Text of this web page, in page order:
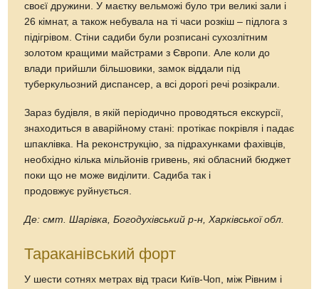
своєї дружини. У маєтку вельможі було три великі зали і
26 кімнат, а також небувала на ті часи розкіш – підлога з
підігрівом. Стіни садиби були розписані сухозлітним
золотом кращими майстрами з Європи. Але коли до
влади прийшли більшовики, замок віддали під
туберкульозний диспансер, а всі дорогі речі розікрали.
Зараз будівля, в якій періодично проводяться екскурсії,
знаходиться в аварійному стані: протікає покрівля і падає
шпаклівка. На реконструкцію, за підрахунками фахівців,
необхідно кілька мільйонів гривень, які обласний бюджет
поки що не може виділити. Садиба так і
продовжує руйнується.
Де: смт. Шарівка, Богодухівський р-н, Харківської обл.
Тараканівський форт
У шести сотнях метрах від траси Київ-Чоп, між Рівним і